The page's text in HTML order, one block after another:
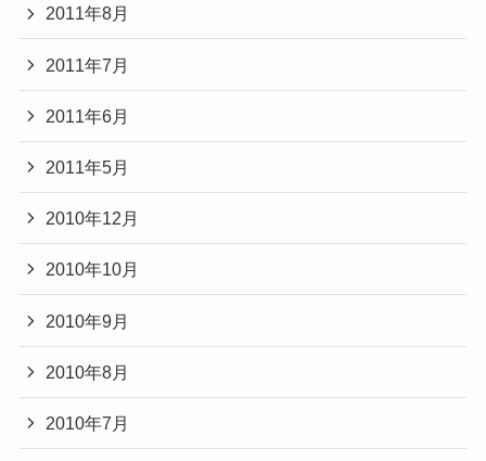
2011年8月
2011年7月
2011年6月
2011年5月
2010年12月
2010年10月
2010年9月
2010年8月
2010年7月